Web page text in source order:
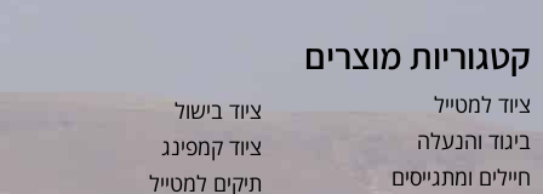
קטגוריות מוצרים
ציוד למטייל
ביגוד והנעלה
חיילים ומתגייסים
ציוד בישול
ציוד קמפינג
תיקים למטייל